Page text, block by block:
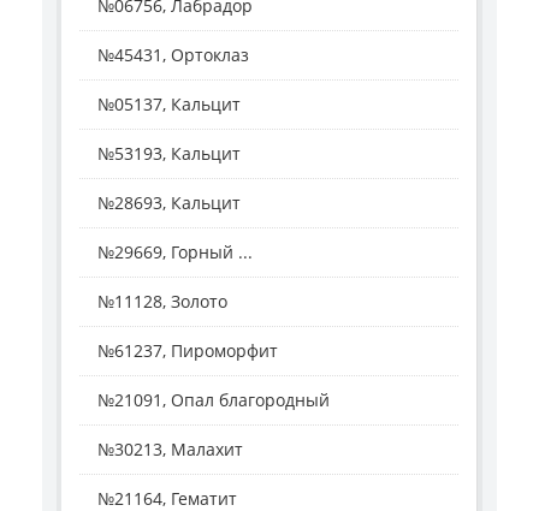
№06756, Лабрадор
№45431, Ортоклаз
№05137, Кальцит
№53193, Кальцит
№28693, Кальцит
№29669, Горный ...
№11128, Золото
№61237, Пироморфит
№21091, Опал благородный
№30213, Малахит
№21164, Гематит